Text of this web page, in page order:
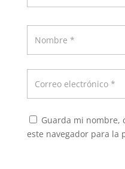
Guarda mi nombre,
este navegador para la